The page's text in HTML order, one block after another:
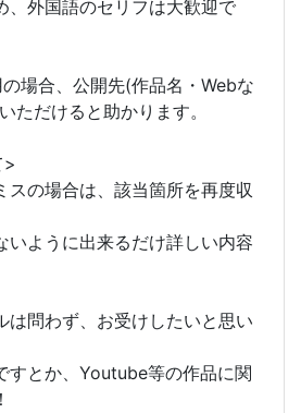
、外国語のセリフは大歓迎で
場合、公開先(作品名・Webな
ただけると助かります。
>
スの場合は、該当箇所を再度収
いように出来るだけ詳しい内容
は問わず、お受けしたいと思い
すとか、Youtube等の作品に関